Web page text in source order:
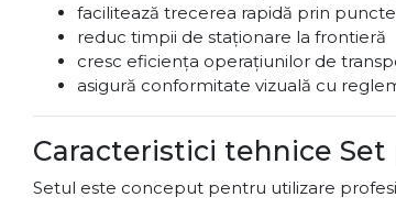
facilitează trecerea rapidă prin
reduc timpii de staționare la frontieră
cresc eficiența operațiunilor de
asigură conformitate vizuală cu
Caracteristici tehnice Set
Setul este conceput pentru utilizare